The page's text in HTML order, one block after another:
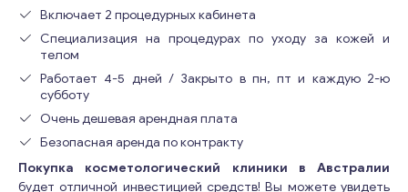
Включает 2 процедурных кабинета
Специализация на процедурах по уходу за кожей и
телом
Работает 4-5 дней / Закрыто в пн, пт и каждую 2-ю
субботу
Очень дешевая арендная плата
Безопасная аренда по контракту
Покупка косметологический клиники в Австралии
будет отличной инвестицией средств! Вы можете увидеть